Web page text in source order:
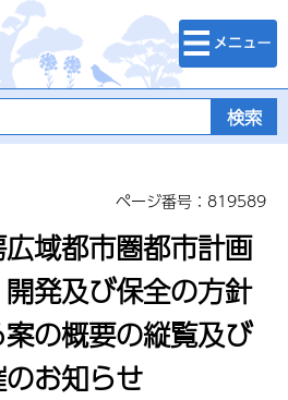
県
検索・メニュ
ー
ページ番号：819589
域都市圏都市計画
発及び保全の方針
の概要の縦覧及び
お知らせ